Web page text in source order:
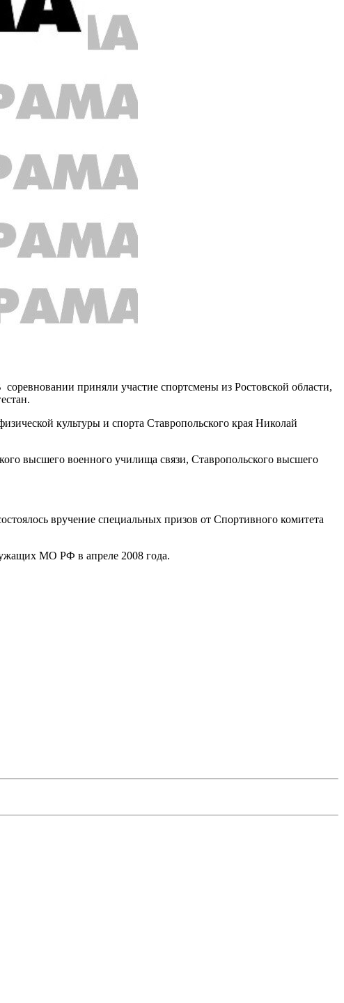
приняли участие спортсмены из Ростовской области,
культуры и спорта Ставропольского края Николай
высшего военного училища связи, Ставропольского высшего
вручение специальных призов от Спортивного комитета
МО РФ в апреле 2008 года.